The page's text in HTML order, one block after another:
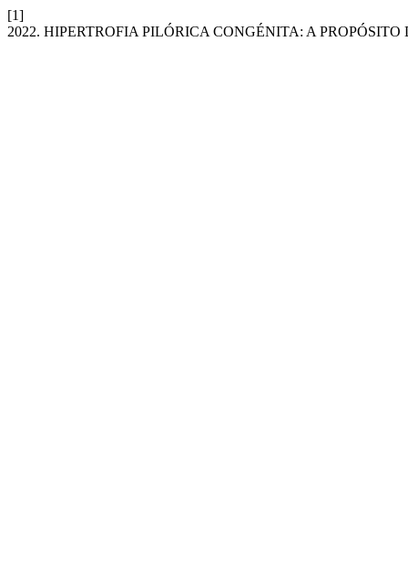
[1]
2022. HIPERTROFIA PILÓRICA CONGÉNITA: A